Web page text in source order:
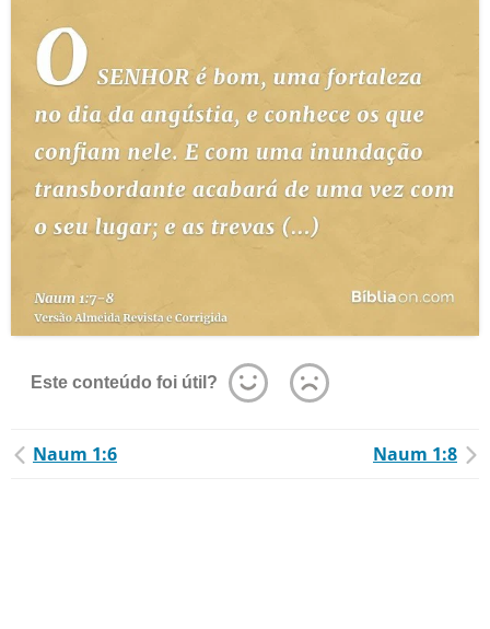
Este conteúdo foi útil?
Naum 1:6 Naum 1:8